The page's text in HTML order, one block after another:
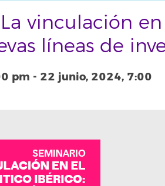
vinculación
líneas de
pm - 22 junio, 2024, 7:00